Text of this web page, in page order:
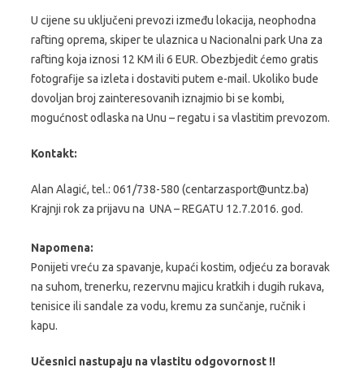
U cijene su uključeni prevozi između lokacija, neophodna
rafting oprema, skiper te ulaznica u Nacionalni park Una za
rafting koja iznosi 12 KM ili 6 EUR. Obezbjedit ćemo gratis
fotografije sa izleta i dostaviti putem e-mail. Ukoliko bude
dovoljan broj zainteresovanih iznajmio bi se kombi,
mogućnost odlaska na Unu – regatu i sa vlastitim prevozom.
Kontakt:
Alan Alagić, tel.: 061/738-580 (centarzasport@untz.ba)
Krajnji rok za prijavu na UNA – REGATU 12.7.2016. god.
Napomena:
Ponijeti vreću za spavanje, kupaći kostim, odjeću za boravak
na suhom, trenerku, rezervnu majicu kratkih i dugih rukava,
tenisice ili sandale za vodu, kremu za sunčanje, ručnik i
kapu.
Učesnici nastupaju na vlastitu odgovornost !!